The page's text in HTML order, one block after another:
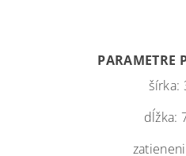
PARAMETRE
šírka:
dĺžka: